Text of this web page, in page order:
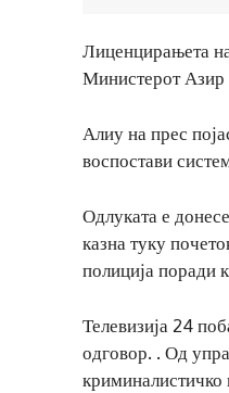
Лиценцирањета
Министерот Азир
Алиу на прес
воспостави
Одлуката е
казна туку
полиција поради
Телевизија 24
одговор. . Од
криминалистичко